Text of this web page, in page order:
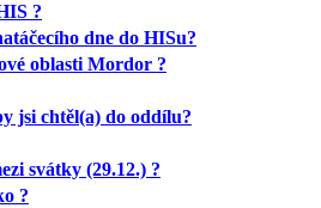
?
dne do HISu?
oblasti Mordor ?
jsi chtěl(a) do oddílu?
svátky (29.12.) ?
?